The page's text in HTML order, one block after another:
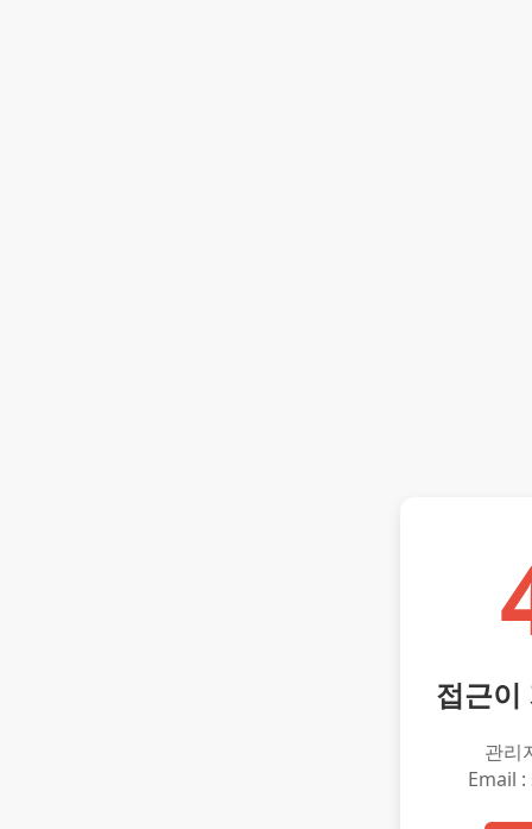
접근이
관리
Email